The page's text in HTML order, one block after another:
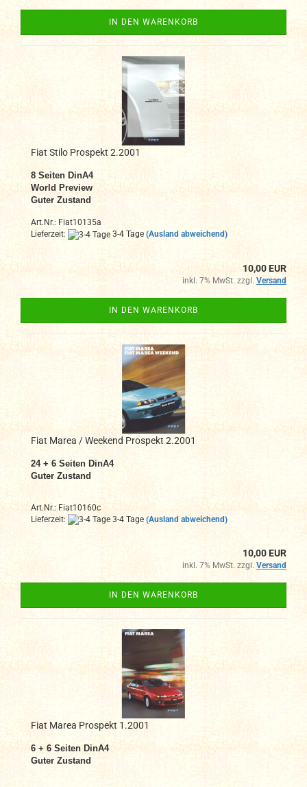
IN DEN WARENKORB
Fiat Stilo Prospekt 2.2001
8 Seiten DinA4
World Preview
Guter Zustand
Art.Nr.: Fiat10135a
Lieferzeit:
3-4 Tage (Ausland abweichend)
10,00 EUR
inkl. 7% MwSt. zzgl. Versand
IN DEN WARENKORB
Fiat Marea / Weekend Prospekt 2.2001
24 + 6 Seiten DinA4
Guter Zustand
Art.Nr.: Fiat10160c
Lieferzeit:
3-4 Tage (Ausland abweichend)
10,00 EUR
inkl. 7% MwSt. zzgl. Versand
IN DEN WARENKORB
Fiat Marea Prospekt 1.2001
6 + 6 Seiten DinA4
Guter Zustand